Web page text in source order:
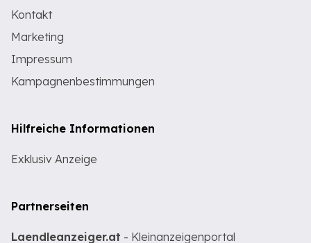
Kontakt
Marketing
Impressum
Kampagnenbestimmungen
Hilfreiche Informationen
Exklusiv Anzeige
Partnerseiten
Laendleanzeiger.at - Kleinanzeigenportal